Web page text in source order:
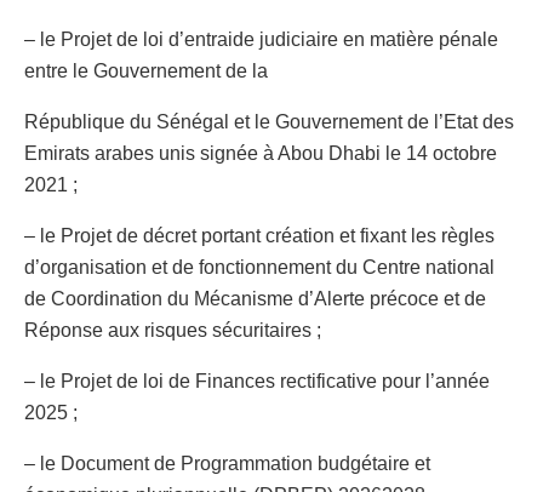
– le Projet de loi d’entraide judiciaire en matière pénale
entre le Gouvernement de la
République du Sénégal et le Gouvernement de l’Etat des
Emirats arabes unis signée à Abou Dhabi le 14 octobre
2021 ;
– le Projet de décret portant création et fixant les règles
d’organisation et de fonctionnement du Centre national
de Coordination du Mécanisme d’Alerte précoce et de
Réponse aux risques sécuritaires ;
– le Projet de loi de Finances rectificative pour l’année
2025 ;
– le Document de Programmation budgétaire et